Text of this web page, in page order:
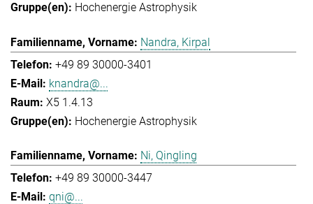
Hochenergie Astrophysik
Nandra, Kirpal
+49 89 30000-3401
knandra@...
X5 1.4.13
Hochenergie Astrophysik
Ni, Qingling
+49 89 30000-3447
qni@...